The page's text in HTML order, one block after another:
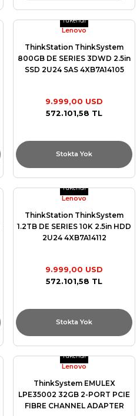
Tükendi
Lenovo
ThinkStation ThinkSystem
800GB DE SERIES 3DWD 2.5in
SSD 2U24 SAS 4XB7A14105
9.999,00 USD
572.101,58 TL
Stokta Yok
Tükendi
Lenovo
ThinkStation ThinkSystem
1.2TB DE SERIES 10K 2.5in HDD
2U24 4XB7A14112
9.999,00 USD
572.101,58 TL
Stokta Yok
Tükendi
Lenovo
ThinkSystem EMULEX
LPE35002 32GB 2-PORT PCIE
FIBRE CHANNEL ADAPTER